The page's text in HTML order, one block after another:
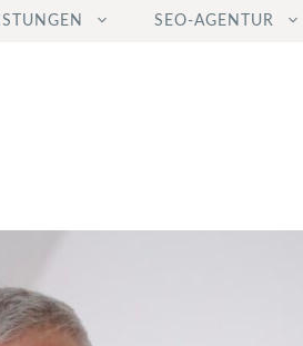
SEO-AGENTUR